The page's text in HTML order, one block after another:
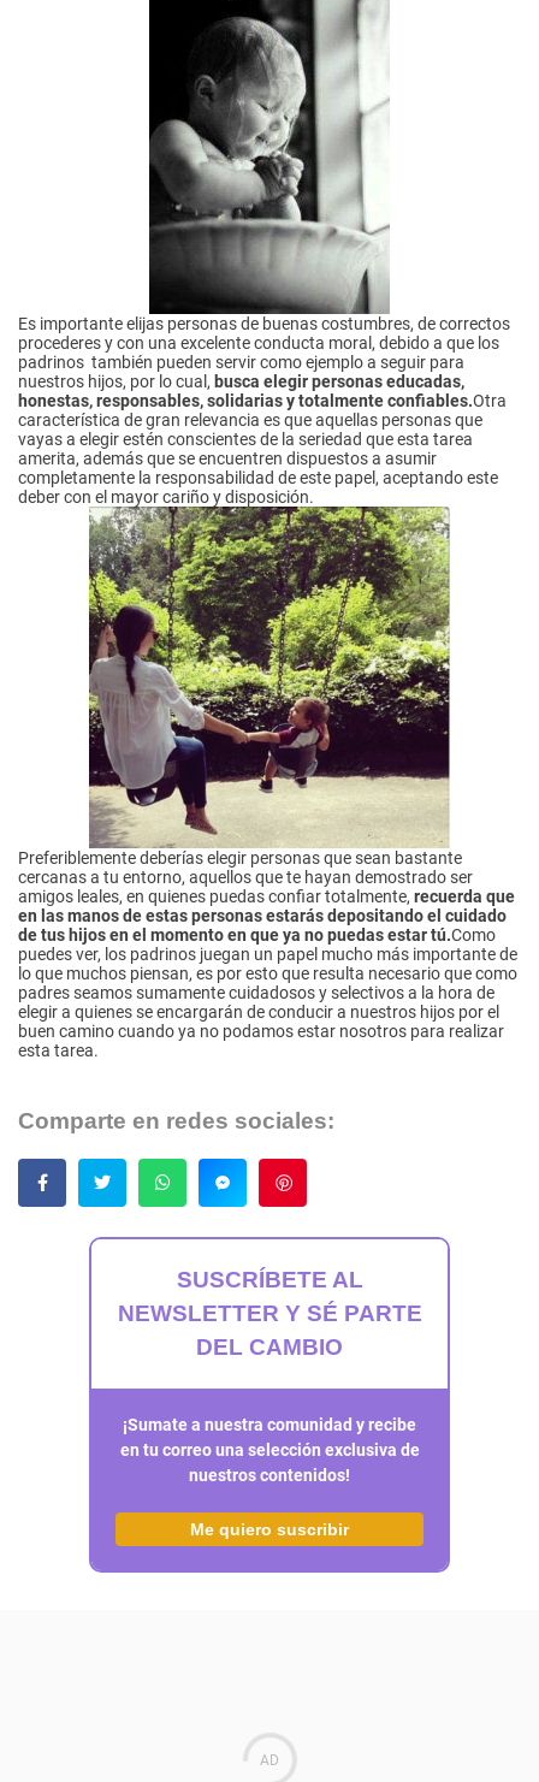
Es importante elijas personas de buenas costumbres, de correctos
procederes y con una excelente conducta moral, debido a que los
padrinos también pueden servir como ejemplo a seguir para
nuestros hijos, por lo cual, busca elegir personas educadas,
honestas, responsables, solidarias y totalmente confiables.Otra
característica de gran relevancia es que aquellas personas que
vayas a elegir estén conscientes de la seriedad que esta tarea
amerita, además que se encuentren dispuestos a asumir
completamente la responsabilidad de este papel, aceptando este
deber con el mayor cariño y disposición.
Preferiblemente deberías elegir personas que sean bastante
cercanas a tu entorno, aquellos que te hayan demostrado ser
amigos leales, en quienes puedas confiar totalmente, recuerda que
en las manos de estas personas estarás depositando el cuidado
de tus hijos en el momento en que ya no puedas estar tú.Como
puedes ver, los padrinos juegan un papel mucho más importante de
lo que muchos piensan, es por esto que resulta necesario que como
padres seamos sumamente cuidadosos y selectivos a la hora de
elegir a quienes se encargarán de conducir a nuestros hijos por el
buen camino cuando ya no podamos estar nosotros para realizar
esta tarea.
Comparte en redes sociales:
SUSCRÍBETE AL
NEWSLETTER Y SÉ PARTE
DEL CAMBIO
¡Sumate a nuestra comunidad y recibe
en tu correo una selección exclusiva de
nuestros contenidos!
Me quiero suscribir